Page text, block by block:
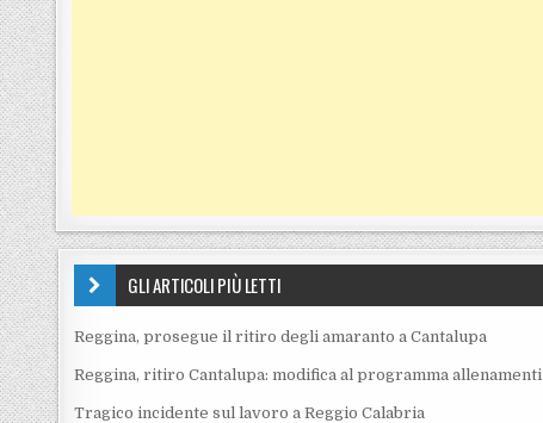
GLI ARTICOLI PIÙ LETTI
Reggina, prosegue il ritiro degli amaranto a Cantalupa
Reggina, ritiro Cantalupa: modifica al programma allenamenti
Tragico incidente sul lavoro a Reggio Calabria